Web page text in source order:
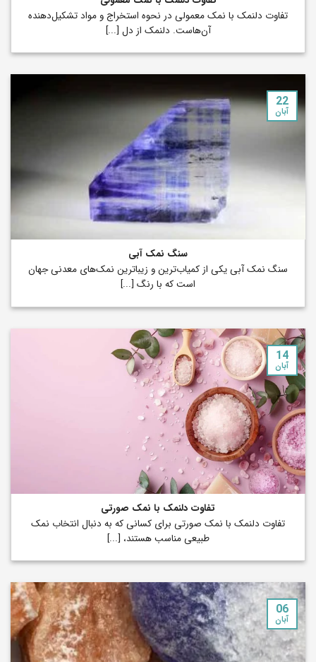
تفاوت دلنمک با نمک معمولی در نحوه استخراج و مواد تشکیل‌دهنده
آن‌هاست. دلنمک از دل [...]
سنگ نمک آبی
سنگ نمک آبی یکی از کمیاب‌ترین و زیباترین نمک‌های معدنی جهان
است که با رنگ [...]
22
آبان
تفاوت دلنمک با نمک صورتی
تفاوت دلنمک با نمک صورتی برای کسانی که به دنبال انتخاب نمک
طبیعی مناسب هستند، [...]
14
آبان
06
آبان